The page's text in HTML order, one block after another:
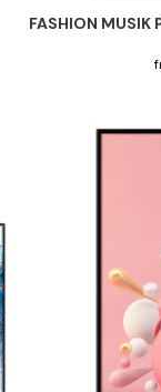
FASHION MUSIK